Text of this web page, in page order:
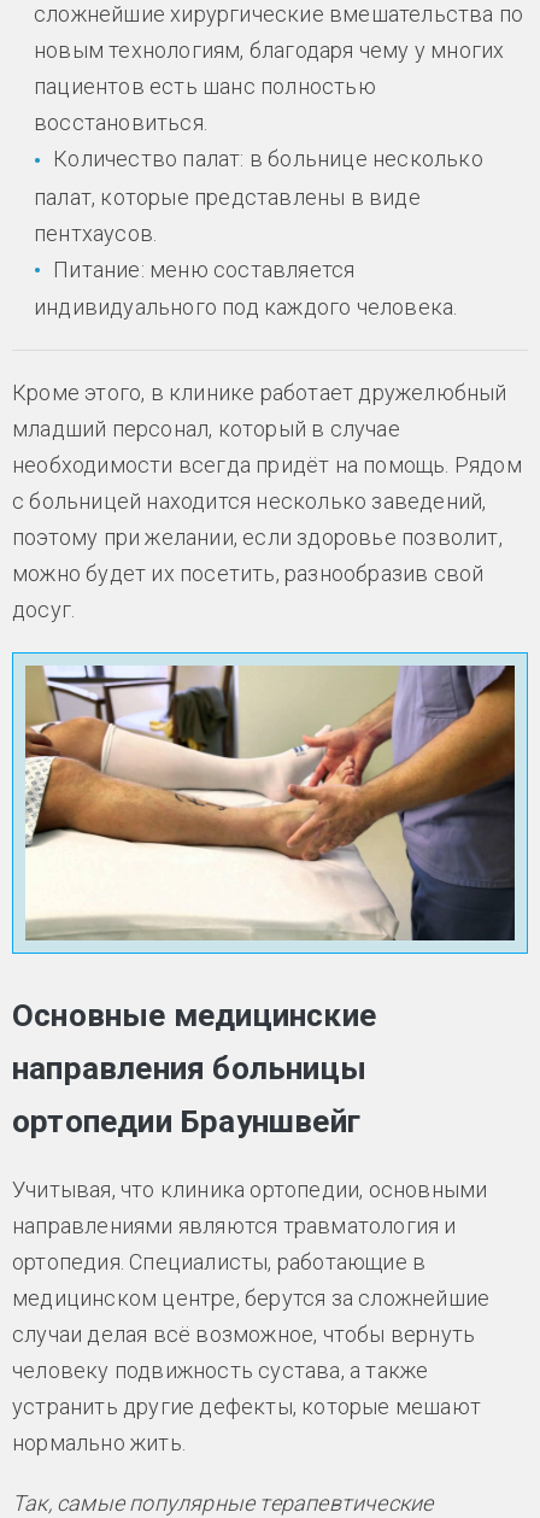
сложнейшие хирургические вмешательства по
новым технологиям, благодаря чему у многих
пациентов есть шанс полностью
восстановиться.
Количество палат: в больнице несколько
палат, которые представлены в виде
пентхаусов.
Питание: меню составляется
индивидуального под каждого человека.
Кроме этого, в клинике работает дружелюбный
младший персонал, который в случае
необходимости всегда придёт на помощь. Рядом
с больницей находится несколько заведений,
поэтому при желании, если здоровье позволит,
можно будет их посетить, разнообразив свой
досуг.
Основные медицинские
направления больницы
ортопедии Брауншвейг
Учитывая, что клиника ортопедии, основными
направлениями являются травматология и
ортопедия. Специалисты, работающие в
медицинском центре, берутся за сложнейшие
случаи делая всё возможное, чтобы вернуть
человеку подвижность сустава, а также
устранить другие дефекты, которые мешают
нормально жить.
Так, самые популярные терапевтические